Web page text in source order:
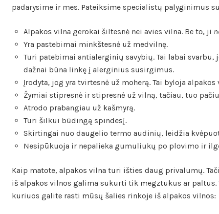
padarysime ir mes. Pateiksime specialistų palyginimus
Alpakos vilna gerokai šiltesnė nei avies vilna. Be to, ji
Yra pastebimai minkštesnė už medvilnę.
Turi patebimai antialerginių savybių. Tai labai
dažnai būna linkę į alerginius susirgimus.
Įrodyta, jog yra tvirtesnė už moherą. Tai byloja
Žymiai stipresnė ir stipresnė už vilną, tačiau, tuo
Atrodo prabangiau už kašmyrą.
Turi šilkui būdingą spindesį.
Skirtingai nuo daugelio termo audinių, leidžia
Nesipūkuoja ir nepalieka gumuliukų po plovimo ir
Kaip matote, alpakos vilna turi išties daug privalumų.
iš alpakos vilnos galima sukurti tik megztukus ar
kuriuos galite rasti mūsų šalies rinkoje iš alpakos vilnos: